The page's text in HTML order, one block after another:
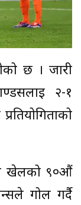
छ । जारी
२-१
खेलको ९०औं
गोल गर्दै